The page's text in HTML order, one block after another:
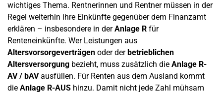
wichtiges Thema. Rentnerinnen und Rentner müssen in der
Regel weiterhin ihre Einkünfte gegenüber dem Finanzamt
erklären – insbesondere in derAnlage R für
Renteneinkünfte. Wer Leistungen aus
Altersvorsorgeverträgen oder derbetrieblichen
Altersversorgung bezieht, muss zusätzlich die Anlage R-
AV / bAVausfüllen. Für Renten aus dem Ausland kommt
die Anlage R-AUS hinzu. Damit nicht jede Zahl mühsam